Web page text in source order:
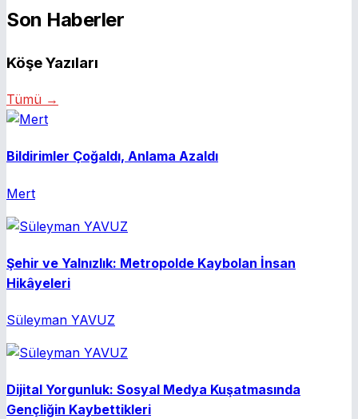
Son Haberler
Köşe Yazıları
Tümü →
Bildirimler Çoğaldı, Anlama Azaldı
Mert
Şehir ve Yalnızlık: Metropolde Kaybolan İnsan
Hikâyeleri
Süleyman YAVUZ
Dijital Yorgunluk: Sosyal Medya Kuşatmasında
Gençliğin Kaybettikleri